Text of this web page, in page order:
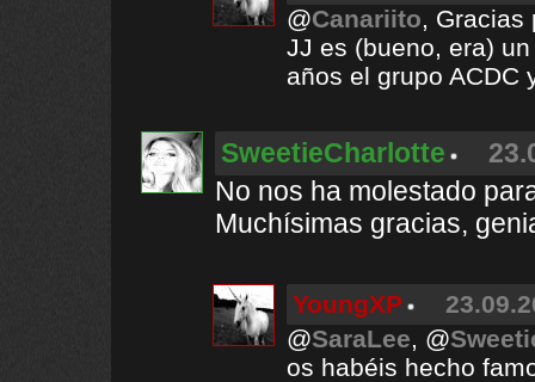
@Canariito, Gracias
JJ es (bueno, era)
años el grupo ACDC
SweetieCharlotte
No nos ha molestado
Muchísimas gracias,
YoungXP
@SaraLee, @
os habéis hecho